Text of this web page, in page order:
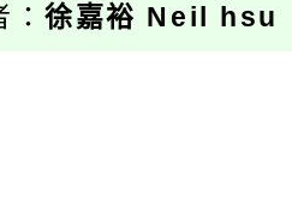
：徐嘉裕 Neil hsu